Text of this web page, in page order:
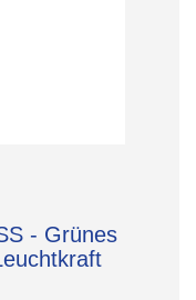
- Grünes